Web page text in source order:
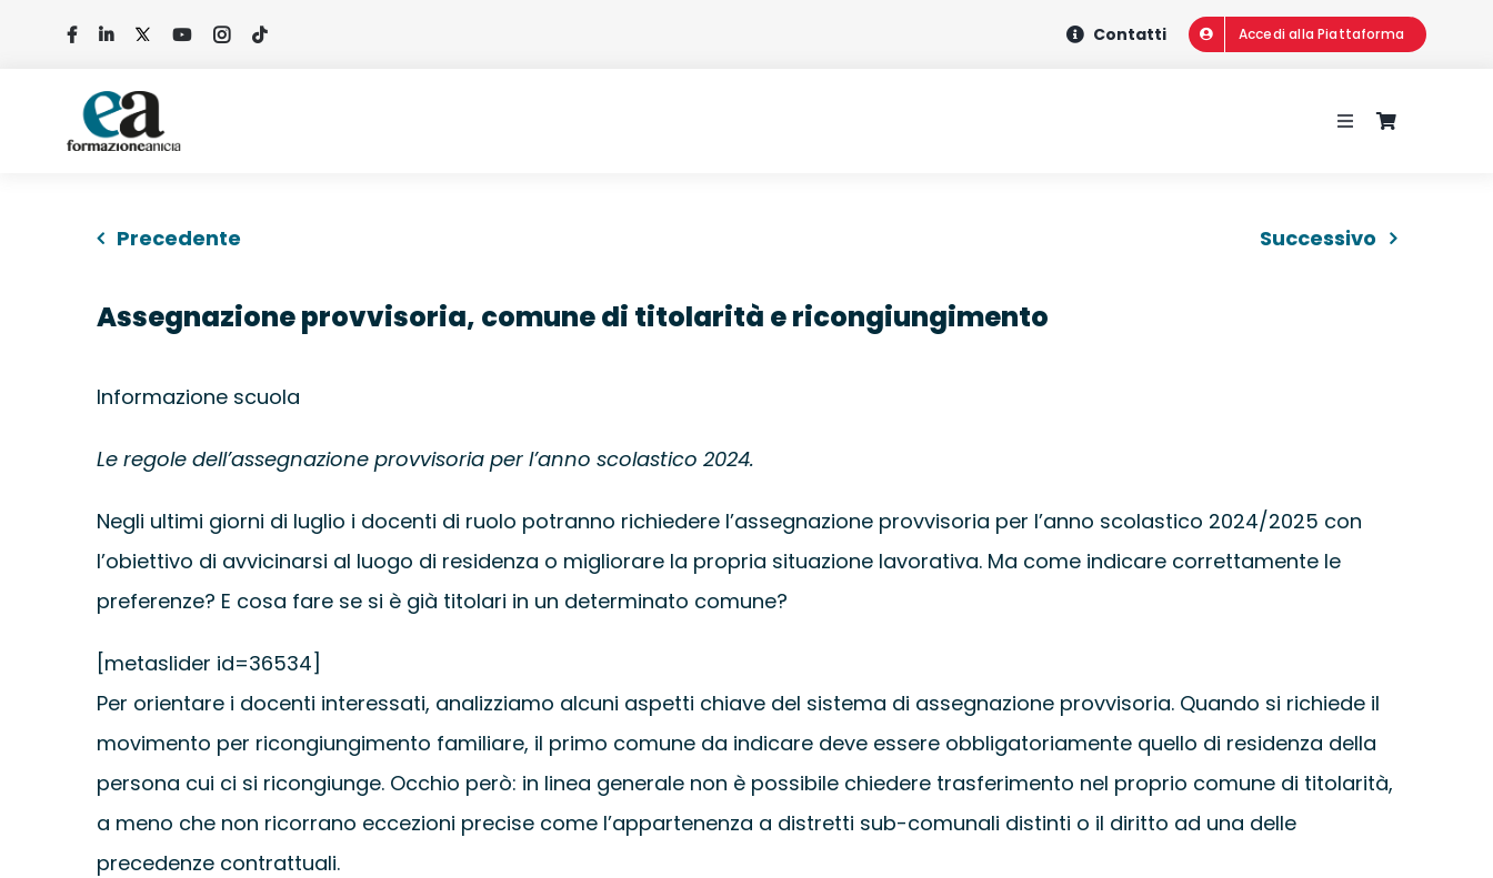
contenuto
Contatti Accedi alla Piattaforma
Toggle
CHI SIAMO
SERVIZI PER LE
Precedente Successivo
Assegnazione provvisoria, comune di titolarità e ricongiungimento
Informazione scuola
Le regole dell’assegnazione provvisoria per l’anno scolastico 2024.
Negli ultimi giorni di luglio i docenti di ruolo potranno richiedere l’assegnazione provvisoria per l’anno scolastico 2024/2025 con
l’obiettivo di avvicinarsi al luogo di residenza o migliorare la propria situazione lavorativa. Ma come indicare correttamente le
preferenze? E cosa fare se si è già titolari in un determinato comune?
[metaslider id=36534]
Per orientare i docenti interessati, analizziamo alcuni aspetti chiave del sistema di assegnazione provvisoria. Quando si richiede il
movimento per ricongiungimento familiare, il primo comune da indicare deve essere obbligatoriamente quello di residenza della
persona cui ci si ricongiunge. Occhio però: in linea generale non è possibile chiedere trasferimento nel proprio comune di titolarità,
a meno che non ricorrano eccezioni precise come l’appartenenza a distretti sub-comunali distinti o il diritto ad una delle
precedenze contrattuali.